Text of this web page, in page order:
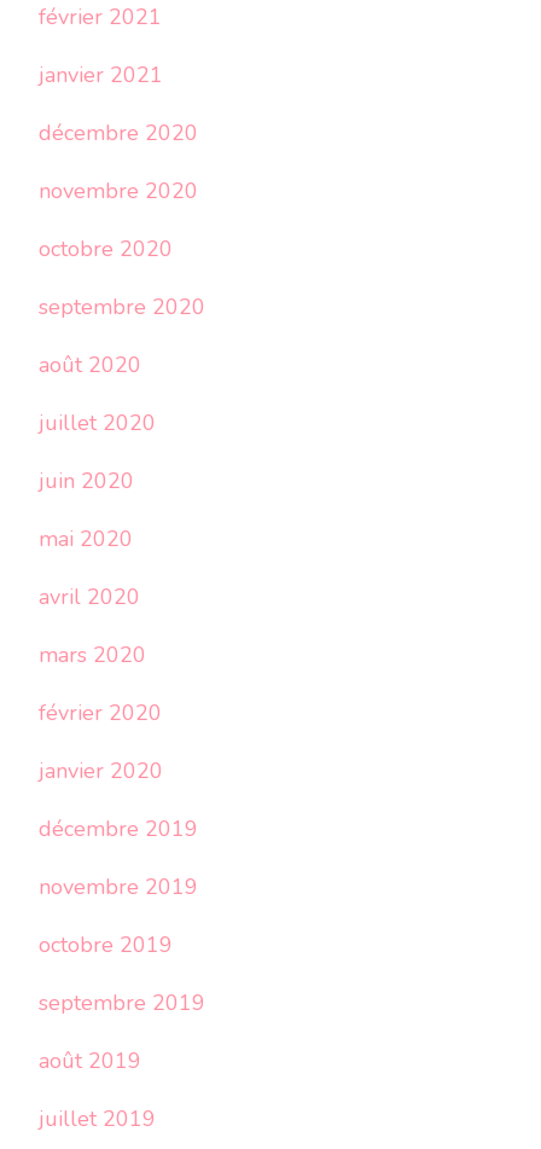
février 2021
janvier 2021
décembre 2020
novembre 2020
octobre 2020
septembre 2020
août 2020
juillet 2020
juin 2020
mai 2020
avril 2020
mars 2020
février 2020
janvier 2020
décembre 2019
novembre 2019
octobre 2019
septembre 2019
août 2019
juillet 2019